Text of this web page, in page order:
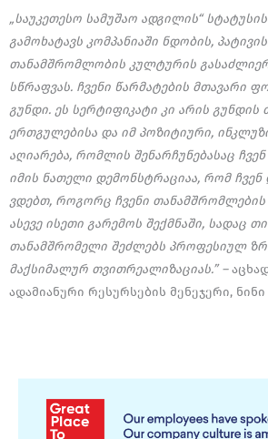
„საუკეთესო სამუშაო ადგილის“
გამოხატავს კომპანიაში ნდობის,
თანამშრომლობის კულტურის
სწრაფვას. ჩვენი წარმატების მთავარი
გუნდი. ეს სერტიფიკატი კი არის
ერთგულებისა და იმ პოზიტიური,
აღიარება, რომლის შენარჩუნებასაც
იმის ნათელი დემონსტრაციაა, რომ ჩვენ
ვდებთ, როგორც ჩვენი თანამშრომლების
ასევე ისეთი გარემოს შექმნაში, სადაც
თანამშრომელი შეძლებს პროფესიულ
მაქსიმალურ თვითრეალიზაციას.” –
ადამიანური რესურსების მენეჯერი, ნინი